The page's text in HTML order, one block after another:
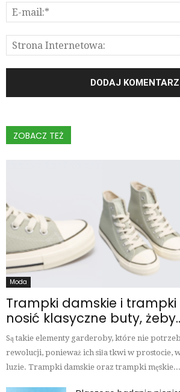
ZOBACZ TEŻ
Moda
Trampki damskie i
nosić klasyczne buty,
Są takie elementy garderoby, które nie
rewolucji, ponieważ ich siła tkwi w prostocie,
luzie. Trampki damskie oraz trampki męskie...